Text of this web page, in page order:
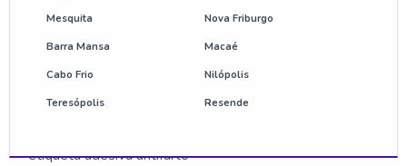
bolacha antifurto preço
etiqueta antifurto am
etiqueta anti roubo
etiqueta adesiva antifurto
Mesquita Nova Friburgo
Barra Mansa Macaé
Cabo Frio Nilópolis
Teresópolis Resende